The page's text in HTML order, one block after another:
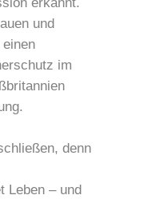
und
im
denn
Leben – und